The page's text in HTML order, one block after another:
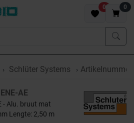
0 0
Schlüter Systems Artikelnummer
AE
- Alu. bruut mat
Lengte: 2,50 m